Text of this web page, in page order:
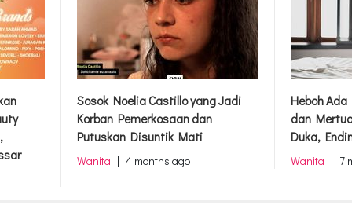
Sosok Noelia Castillo yang Jadi
Korban Pemerkosaan dan
Putuskan Disuntik Mati
Wanita | 4 months ago
Heboh
dan
Duka,
Wanita | 7